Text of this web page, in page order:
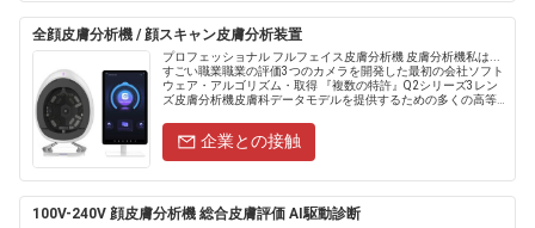
全顔皮膚分析機 / 顔スキャン皮膚分析装置
プロフェッショナル フルフェイス皮膚分析機 皮膚分析機私は...
すごい職業職業の評価3つのカメラを開発した最初の会社ソフト
ウェア・アルゴリズム・取得 『複数の特許』Q2シリーズ3レン
ズ皮膚分析機皮膚科データモデルを提供するための多くの高等
企業との接触
100V-240V 顔皮膚分析機 総合皮膚評価 AI駆動診断